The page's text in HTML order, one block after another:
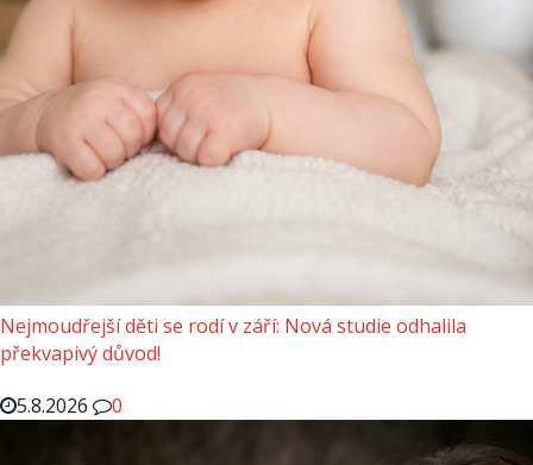
Nejmoudřejší děti se rodí v září: Nová studie odhalila
překvapivý důvod!
5.8.2026
0